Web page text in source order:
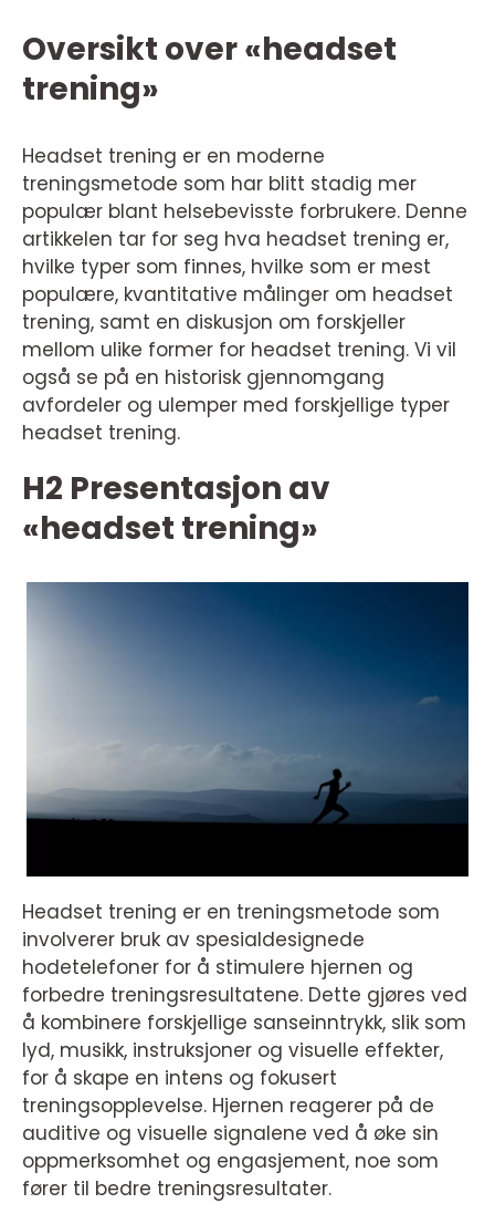
Oversikt over «headset
trening»
Headset trening er en moderne
treningsmetode som har blitt stadig mer
populær blant helsebevisste forbrukere. Denne
artikkelen tar for seg hva headset trening er,
hvilke typer som finnes, hvilke som er mest
populære, kvantitative målinger om headset
trening, samt en diskusjon om forskjeller
mellom ulike former for headset trening. Vi vil
også se på en historisk gjennomgang
avfordeler og ulemper med forskjellige typer
headset trening.
H2 Presentasjon av
«headset trening»
Headset trening er en treningsmetode som
involverer bruk av spesialdesignede
hodetelefoner for å stimulere hjernen og
forbedre treningsresultatene. Dette gjøres ved
å kombinere forskjellige sanseinntrykk, slik som
lyd, musikk, instruksjoner og visuelle effekter,
for å skape en intens og fokusert
treningsopplevelse. Hjernen reagerer på de
auditive og visuelle signalene ved å øke sin
oppmerksomhet og engasjement, noe som
fører til bedre treningsresultater.